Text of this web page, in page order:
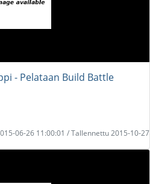
- Pelataan Build Battle
06-26 11:00:01 / Tallennettu 2015-10-27